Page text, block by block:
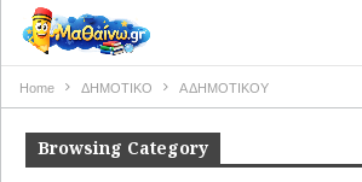
Home ΔΗΜΟΤΙΚΟ Α ΔΗΜΟΤΙΚΟΥ
Browsing Category